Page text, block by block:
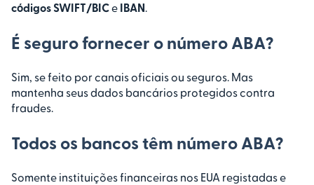
códigos SWIFT/BICe IBAN.
É seguro fornecer o número ABA?
Sim, se feito por canais oficiais ou seguros. Mas
mantenha seus dados bancários protegidos contra
fraudes.
Todos os bancos têm número ABA?
Somente instituições financeiras nos EUA registadas e